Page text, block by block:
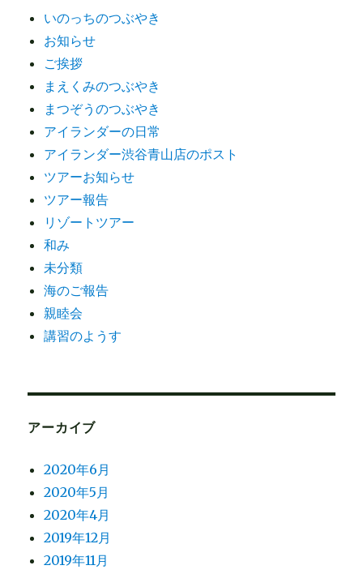
いのっちのつぶやき
お知らせ
ご挨拶
まえくみのつぶやき
まつぞうのつぶやき
アイランダーの日常
アイランダー渋谷青山店のポスト
ツアーお知らせ
ツアー報告
リゾートツアー
和み
未分類
海のご報告
親睦会
講習のようす
アーカイブ
2020年6月
2020年5月
2020年4月
2019年12月
2019年11月